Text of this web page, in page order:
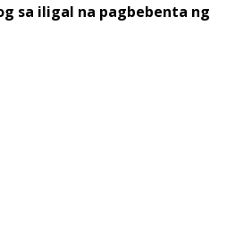
sa iligal na pagbebenta ng